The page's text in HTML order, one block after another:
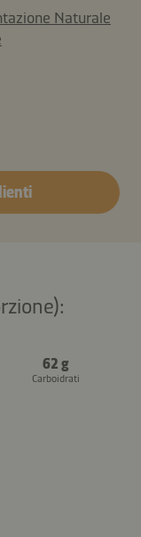
Naturale
62 g
Carboidrati